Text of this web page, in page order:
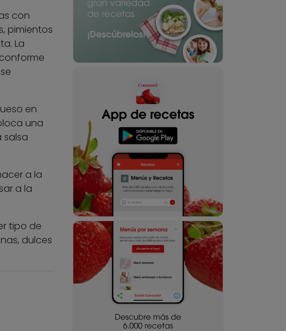
con
pimientos
La
en
una
salsa
a la
a la
tipo de
dulces